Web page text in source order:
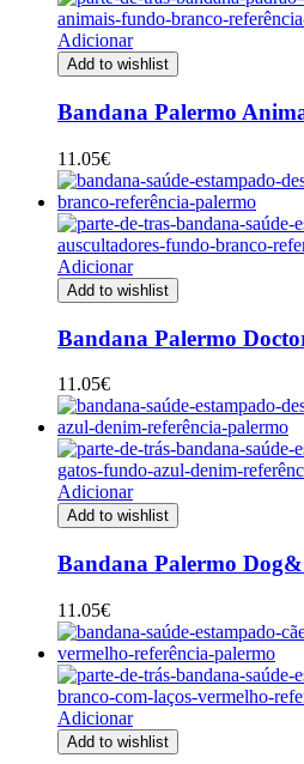
Adicionar
Add to wishlist
Bandana Palermo
11.05€
Adicionar
Add to wishlist
Bandana Palermo
11.05€
Adicionar
Add to wishlist
Bandana Palermo
11.05€
Adicionar
Add to wishlist